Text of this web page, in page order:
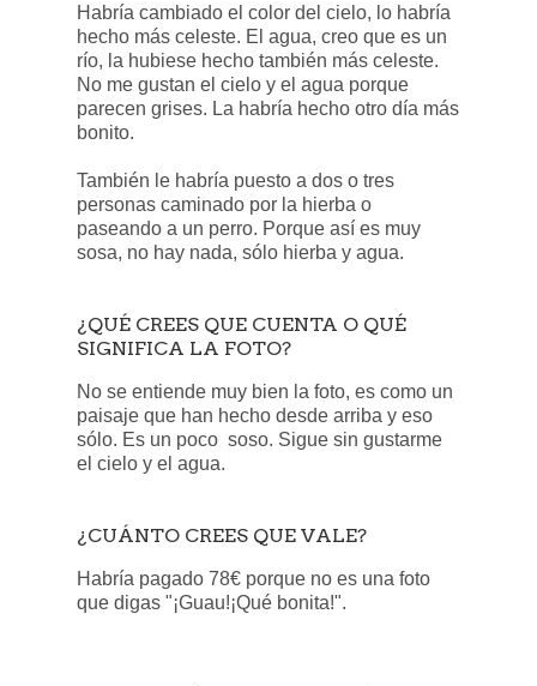
Habría cambiado el color del cielo, lo habría
hecho más celeste. El agua, creo que es un
río, la hubiese hecho también más celeste.
No me gustan el cielo y el agua porque
parecen grises. La habría hecho otro día más
bonito.
También le habría puesto a dos o tres
personas caminado por la hierba o
paseando a un perro. Porque así es muy
sosa, no hay nada, sólo hierba y agua.
¿QUÉ CREES QUE CUENTA O QUÉ
SIGNIFICA LA FOTO?
No se entiende muy bien la foto, es como un
paisaje que han hecho desde arriba y eso
sólo. Es un poco soso. Sigue sin gustarme
el cielo y el agua.
¿CUÁNTO CREES QUE VALE?
Habría pagado 78€ porque no es una foto
que digas "¡Guau!¡Qué bonita!".